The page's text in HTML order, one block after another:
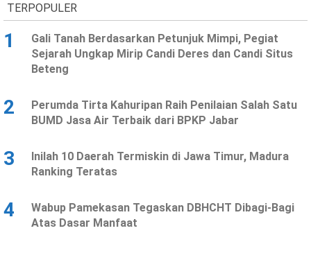
TERPOPULER
1
Gali Tanah Berdasarkan Petunjuk Mimpi, Pegiat
Sejarah Ungkap Mirip Candi Deres dan Candi Situs
Beteng
2
Perumda Tirta Kahuripan Raih Penilaian Salah Satu
BUMD Jasa Air Terbaik dari BPKP Jabar
3
Inilah 10 Daerah Termiskin di Jawa Timur, Madura
Ranking Teratas
4
Wabup Pamekasan Tegaskan DBHCHT Dibagi-Bagi
Atas Dasar Manfaat